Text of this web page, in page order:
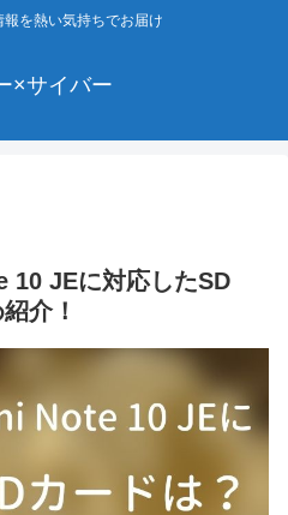
を熱い気持ちでお届け
×サイバー
JEに対応したSD
介！